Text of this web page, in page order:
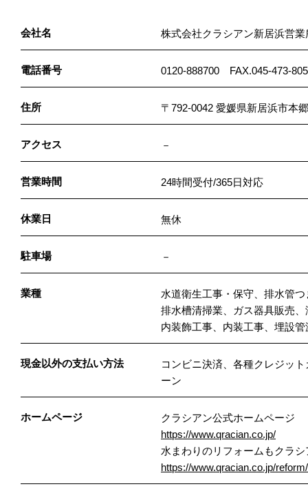
会社名 株式会社クラシアン新居浜営業
電話番号 0120-888700 FAX.045-473-
住所 〒792-0042 愛媛県新居浜市本
アクセス －
営業時間 24時間受付/365日対応
休業日 無休
駐車場 －
業種
水道衛生工事・保守、排水管
排水槽清掃業、ガス器具販売
内装飾工事、内装工事、埋設
現金以外の支払い方法
コンビニ決済、各種クレジッ
ーン
ホームページ
クラシアン公式ホームページ
https://www.qracian.co.jp/
水まわりのリフォームもクラシ
https://www.qracian.co.jp/reform/